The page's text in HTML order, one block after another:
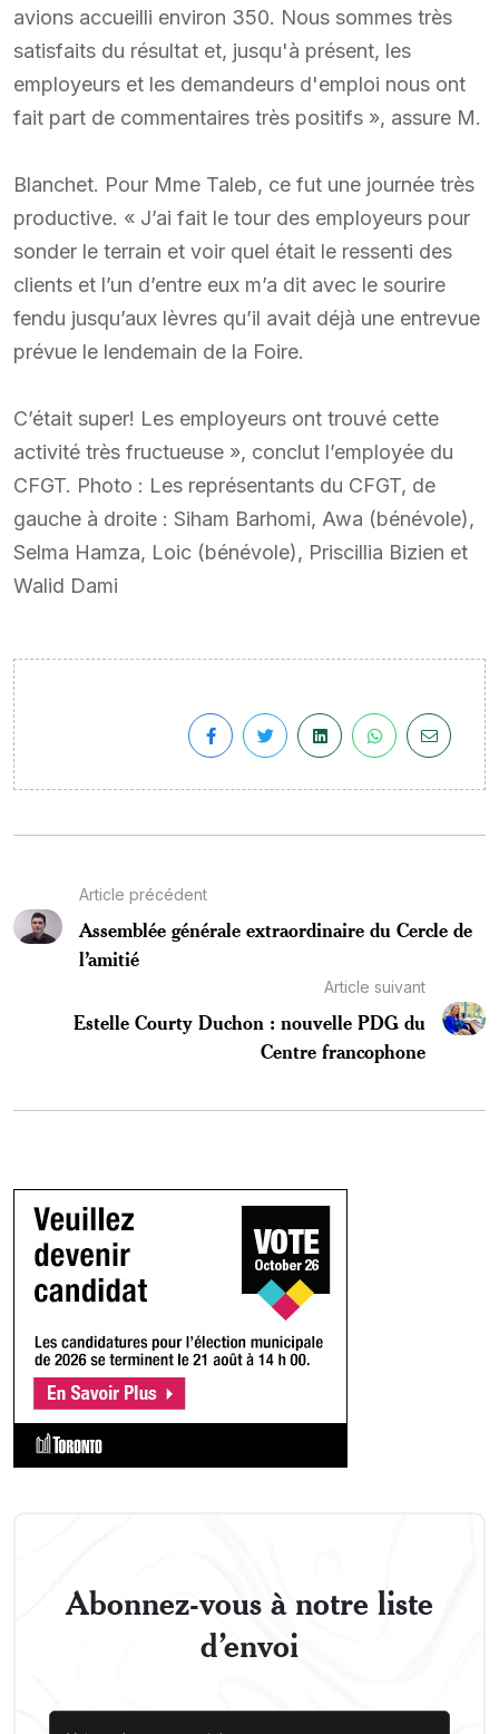
avions accueilli environ 350. Nous sommes très
satisfaits du résultat et, jusqu'à présent, les
employeurs et les demandeurs d'emploi nous ont
fait part de commentaires très positifs », assure M.
Blanchet. Pour Mme Taleb, ce fut une journée très
productive. « J’ai fait le tour des employeurs pour
sonder le terrain et voir quel était le ressenti des
clients et l’un d’entre eux m’a dit avec le sourire
fendu jusqu’aux lèvres qu’il avait déjà une entrevue
prévue le lendemain de la Foire.
C’était super! Les employeurs ont trouvé cette
activité très fructueuse », conclut l’employée du
CFGT. Photo : Les représentants du CFGT, de
gauche à droite : Siham Barhomi, Awa (bénévole),
Selma Hamza, Loic (bénévole), Priscillia Bizien et
Walid Dami
Article précédent
Assemblée générale extraordinaire du Cercle de
l’amitié
Article suivant
Estelle Courty Duchon : nouvelle PDG du
Centre francophone
Abonnez-vous à notre liste
d’envoi